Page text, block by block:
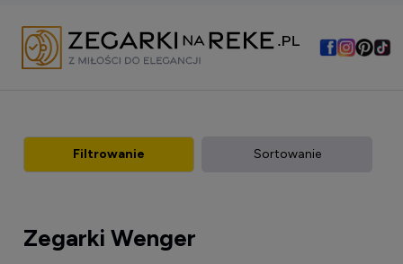
Filtrowanie Sortowanie
Zegarki Wenger